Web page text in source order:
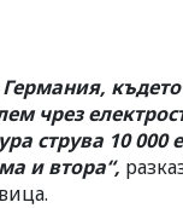
където
чрез
струва 10 000
и втора“,